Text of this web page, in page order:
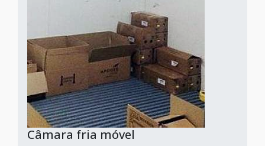
Câmara fria móvel